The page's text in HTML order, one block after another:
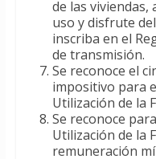
de las
uso y disfrute
inscriba en el
de transmisión.
Se reconoce el
impositivo para
Utilización de la
Se reconoce
Utilización de la
remuneración